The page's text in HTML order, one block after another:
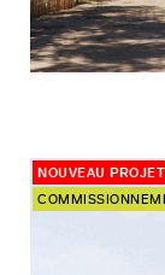
NOUVEAU PROJET